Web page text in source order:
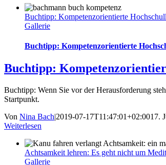
Buchtipp: Kompetenzorientierte
Gallerie
Buchtipp: Kompetenzorientierte
Buchtipp:
Buchtipp: Wenn Sie vor der Herausforderung
Startpunkt.
Von Nina Bach|2019-07-17T11:47:01+02:0017.
Weiterlesen
Achtsamkeit lehren: Es geht nicht um
Gallerie